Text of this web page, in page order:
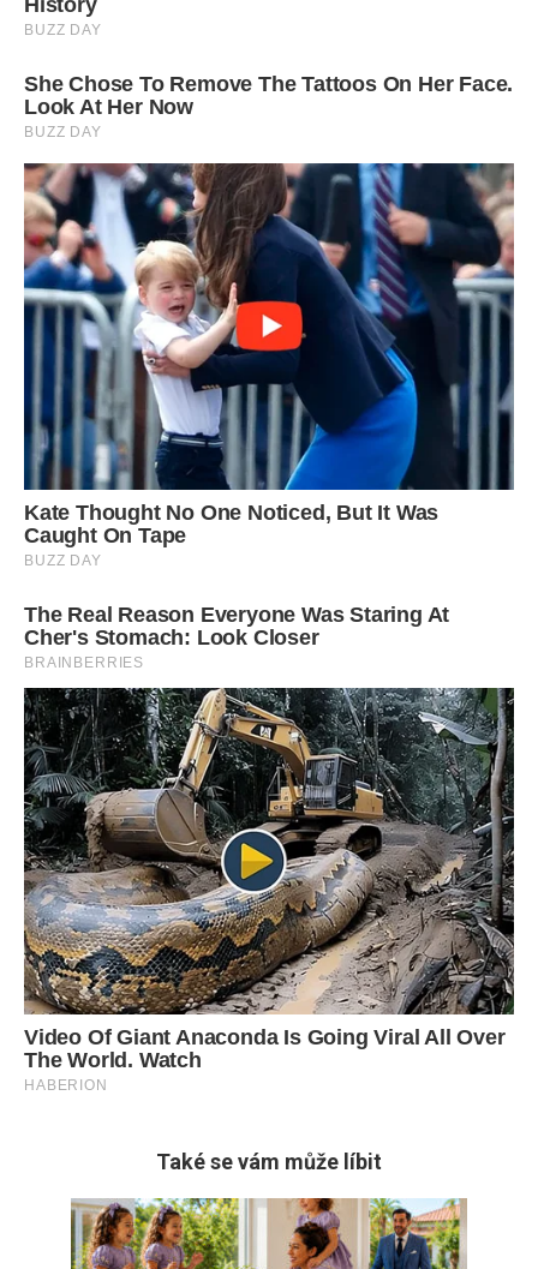
Také se vám může líbit